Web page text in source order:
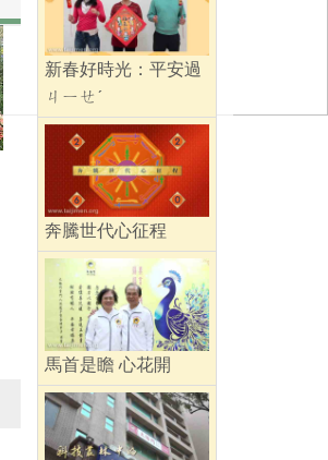
新春好時光：平安過
ㄐㄧㄝˊ
奔騰世代心征程
馬首是瞻 心花開